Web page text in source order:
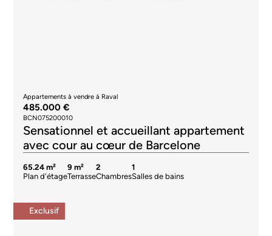
Appartements à vendre à Raval
485.000 €
BCN075200010
Sensationnel et accueillant appartement
avec cour au cœur de Barcelone
65.24 m²
Plan d'étage
9 m²
Terrasse
2
Chambres
1
Salles de bains
Exclusif